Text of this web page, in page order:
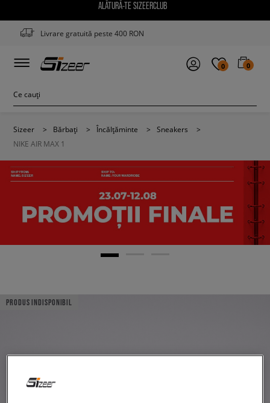
ALĂTURĂ-TE SIZEERCLUB
Livrare gratuită peste 400 RON
0 0
Sizeer > Bărbați > Încălțăminte > Sneakers
>
NIKE AIR MAX 1
PRODUS INDISPONIBIL